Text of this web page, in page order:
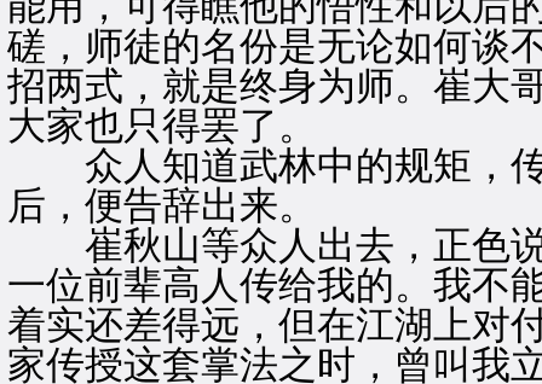
磋，师徒的名份是无论如何谈
招两式，就是终身为师。崔大
大家也只得罢了。
众人知道武林中的规矩，传
后，便告辞出来。
崔秋山等众人出去，正色说
一位前辈高人传给我的。我不
着实还差得远，但在江湖上对
家传授这套掌法之时，曾叫我